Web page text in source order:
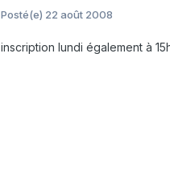
Posté(e) 22 août 2008
inscription lundi également à